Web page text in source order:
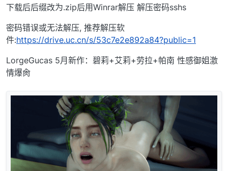
下载后后缀改为.zip后用Winrar解压 解压密码sshs
密码错误或无法解压, 推荐解压软
件:https://drive.uc.cn/s/53c7e2e892a84?public=1
LorgeGucas 5月新作：碧莉+艾莉+劳拉+帕南 性感御姐激
情爆肏